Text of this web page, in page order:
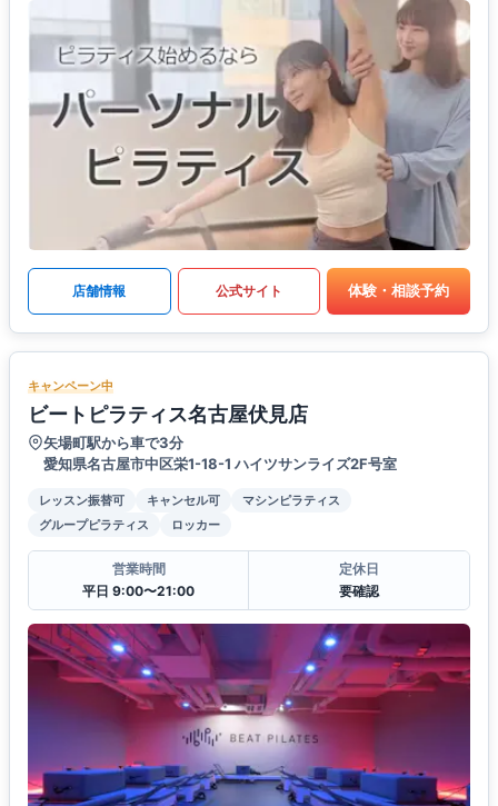
店舗情報 公式サイト 体験・相談予約
キャンペーン中
ビートピラティス名古屋伏見店
矢場町駅から車で3分
愛知県名古屋市中区栄1-18-1 ハイツサンライズ2F号室
レッスン振替可 キャンセル可
マシンピラティス
グループピラティス
ロッカー
営業時間
平日 9:00〜21:00
定休日
要確認